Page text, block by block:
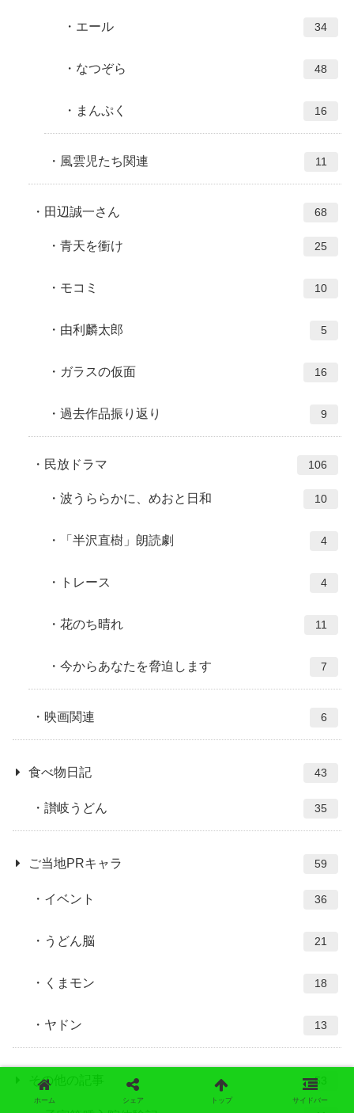
エール 34
なつぞら 48
まんぷく 16
風雲児たち関連 11
田辺誠一さん 68
青天を衝け 25
モコミ 10
由利麟太郎 5
ガラスの仮面 16
過去作品振り返り 9
民放ドラマ 106
波うららかに、めおと日和 10
「半沢直樹」朗読劇 4
トレース 4
花のち晴れ 11
今からあなたを脅迫します 7
映画関連 6
食べ物日記 43
讃岐うどん 35
ご当地PRキャラ 59
イベント 36
うどん脳 21
くまモン 18
ヤドン 13
その他の記事 53
ホーム シェア トップ サイドバー